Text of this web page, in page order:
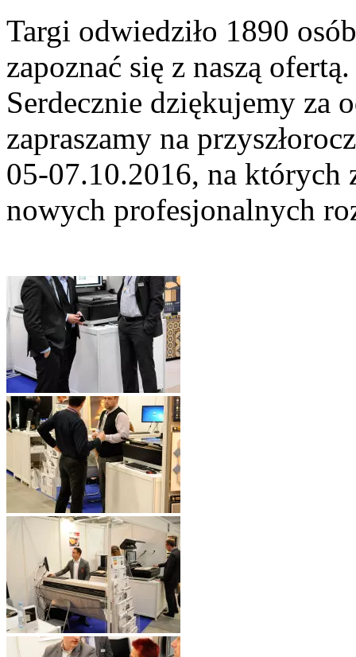
Targi odwiedziło 1890
zapoznać się z naszą ofertą.
Serdecznie dziękujemy za
zapraszamy na
05-07.10.2016, na których
nowych profesjonalnych